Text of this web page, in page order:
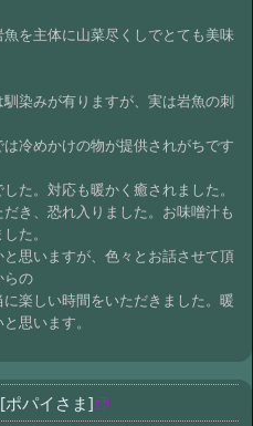
を主体に山菜尽くしでとても美味
染みが有りますが、実は岩魚の刺
冷めかけの物が提供されがちです
た。対応も暖かく癒されました。
き、恐れ入りました。お味噌汁も
た。
思いますが、色々とお話させて頂
らの
楽しい時間をいただきました。暖
思います。
パイさま]